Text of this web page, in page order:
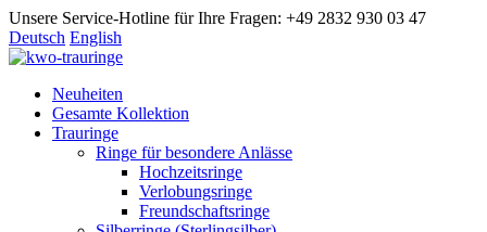
Unsere Service-Hotline für Ihre Fragen: +49 2832 930 03 47
Deutsch English
Neuheiten
Gesamte Kollektion
Trauringe
Ringe für besondere Anlässe
Hochzeitsringe
Verlobungsringe
Freundschaftsringe